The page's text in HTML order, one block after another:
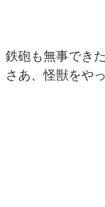
鉄砲も無事で
さあ、怪獣をや